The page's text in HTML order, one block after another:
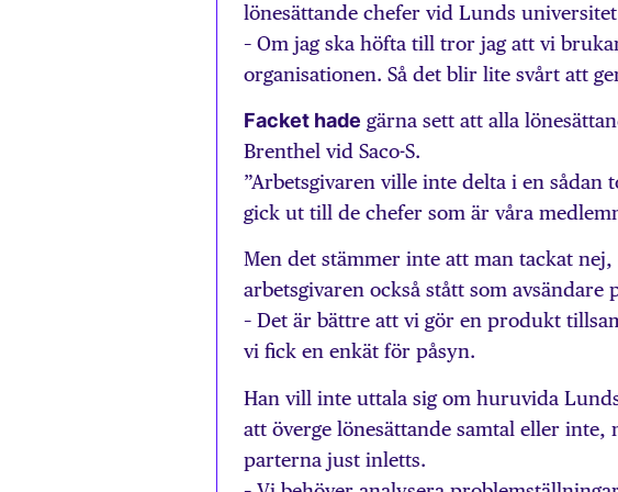
lönesättande chefer vid Lunds
– Om jag ska höfta till tror jag att vi
organisationen. Så det blir lite svårt att
Facket hade gärna sett att alla
Brenthel vid Saco-S.
”Arbetsgivaren ville inte delta i en
gick ut till de chefer som är våra
Men det stämmer inte att man tackat
arbetsgivaren också stått som avsändare
– Det är bättre att vi gör en produkt
vi fick en enkät för påsyn.
Han vill inte uttala sig om huruvida
att överge lönesättande samtal eller
parterna just inletts.